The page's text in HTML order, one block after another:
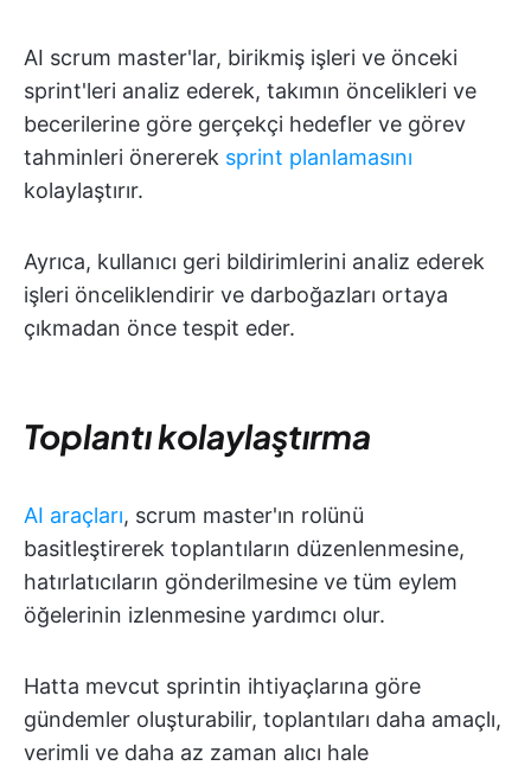
AI scrum master'lar, birikmiş işleri ve önceki
sprint'leri analiz ederek, takımın öncelikleri ve
becerilerine göre gerçekçi hedefler ve görev
tahminleri önererek sprint planlamasını
kolaylaştırır.
Ayrıca, kullanıcı geri bildirimlerini analiz ederek
işleri önceliklendirir ve darboğazları ortaya
çıkmadan önce tespit eder.
Toplantı kolaylaştırma
AI araçları, scrum master'ın rolünü
basitleştirerek toplantıların düzenlenmesine,
hatırlatıcıların gönderilmesine ve tüm eylem
öğelerinin izlenmesine yardımcı olur.
Hatta mevcut sprintin ihtiyaçlarına göre
gündemler oluşturabilir, toplantıları daha amaçlı,
verimli ve daha az zaman alıcı hale